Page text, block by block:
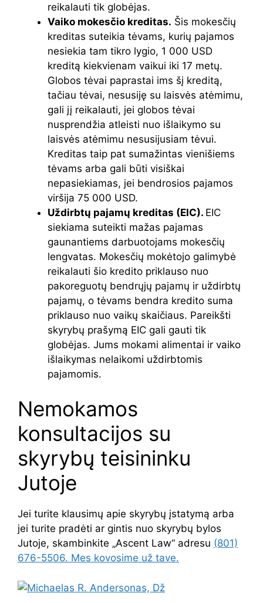
reikalauti tik globėjas.
Vaiko mokesčio kreditas. Šis mokesčių
kreditas suteikia tėvams, kurių pajamos
nesiekia tam tikro lygio, 1 000 USD
kreditą kiekvienam vaikui iki 17 metų.
Globos tėvai paprastai ims šį kreditą,
tačiau tėvai, nesusiję su laisvės atėmimu,
gali jį reikalauti, jei globos tėvai
nusprendžia atleisti nuo išlaikymo su
laisvės atėmimu nesusijusiam tėvui.
Kreditas taip pat sumažintas vienišiems
tėvams arba gali būti visiškai
nepasiekiamas, jei bendrosios pajamos
viršija 75 000 USD.
Uždirbtų pajamų kreditas (EIC). EIC
siekiama suteikti mažas pajamas
gaunantiems darbuotojams mokesčių
lengvatas. Mokesčių mokėtojo galimybė
reikalauti šio kredito priklauso nuo
pakoreguotų bendrųjų pajamų ir uždirbtų
pajamų, o tėvams bendra kredito suma
priklauso nuo vaikų skaičiaus. Pareikšti
skyrybų prašymą EIC gali gauti tik
globėjas. Jums mokami alimentai ir vaiko
išlaikymas nelaikomi uždirbtomis
pajamomis.
Nemokamos
konsultacijos su
skyrybų teisininku
Jutoje
Jei turite klausimų apie skyrybų įstatymą arba
jei turite pradėti ar gintis nuo skyrybų bylos
Jutoje, skambinkite „Ascent Law“ adresu (801)
676-5506. Mes kovosime už tave.